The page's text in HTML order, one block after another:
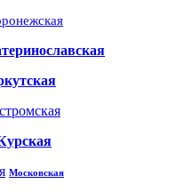
Московская